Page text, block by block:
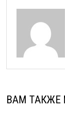
ВАМ ТАКЖЕ